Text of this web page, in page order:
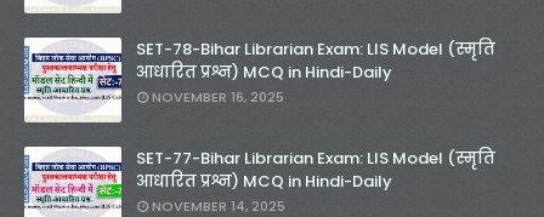
SET-78-Bihar Librarian Exam: LIS Model (स्मृति
आधारित प्रश्न) MCQ in Hindi-Daily
NOVEMBER 16, 2025
SET-77-Bihar Librarian Exam: LIS Model (स्मृति
आधारित प्रश्न) MCQ in Hindi-Daily
NOVEMBER 14, 2025